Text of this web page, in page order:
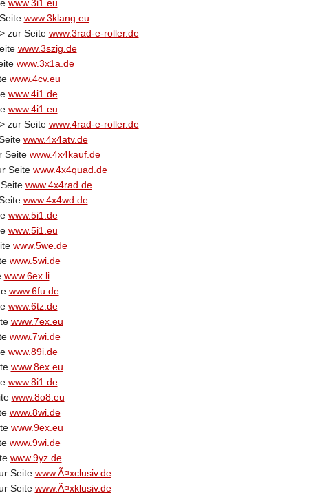
www.3i1.eu
www.3klang.eu
zur Seite www.3rad-e-roller.de
www.3szig.de
www.3x1a.de
www.4cv.eu
www.4i1.de
www.4i1.eu
zur Seite www.4rad-e-roller.de
www.4x4atv.de
Seite www.4x4kauf.de
Seite www.4x4quad.de
www.4x4rad.de
www.4x4wd.de
www.5i1.de
www.5i1.eu
www.5we.de
www.5wi.de
www.6ex.li
www.6fu.de
www.6tz.de
www.7ex.eu
www.7wi.de
www.89i.de
www.8ex.eu
www.8i1.de
www.8o8.eu
www.8wi.de
www.9ex.eu
www.9wi.de
www.9yz.de
Seite www.Ã¤xclusiv.de
Seite www.Ã¤xklusiv.de